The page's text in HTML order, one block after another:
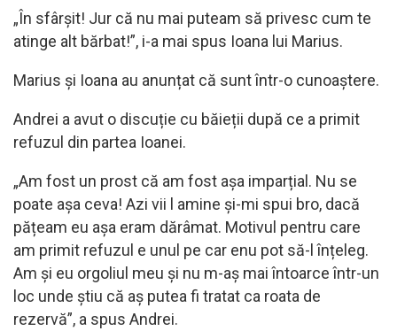
„În sfârșit! Jur că nu mai puteam să privesc cum te
atinge alt bărbat!”, i-a mai spus Ioana lui Marius.
Marius și Ioana au anunțat că sunt într-o cunoaștere.
Andrei a avut o discuție cu băieții după ce a primit
refuzul din partea Ioanei.
„Am fost un prost că am fost așa imparțial. Nu se
poate așa ceva! Azi vii l amine și-mi spui bro, dacă
pățeam eu așa eram dărâmat. Motivul pentru care
am primit refuzul e unul pe car enu pot să-l înțeleg.
Am și eu orgoliul meu și nu m-aș mai întoarce într-un
loc unde știu că aș putea fi tratat ca roata de
rezervă”, a spus Andrei.